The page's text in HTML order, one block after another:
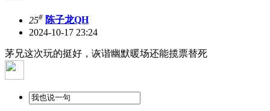
25# 陈子龙QH
2024-10-17 23:24
茅兄这次玩的挺好，诙谐幽默暖场还能揽票替死